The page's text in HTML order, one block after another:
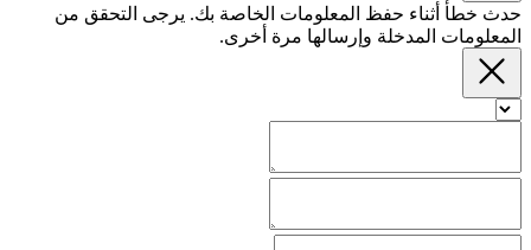
حدث خطأ أثناء حفظ المعلومات الخاصة بك. يرجى التحقق من
المعلومات المدخلة وإرسالها مرة أخرى.